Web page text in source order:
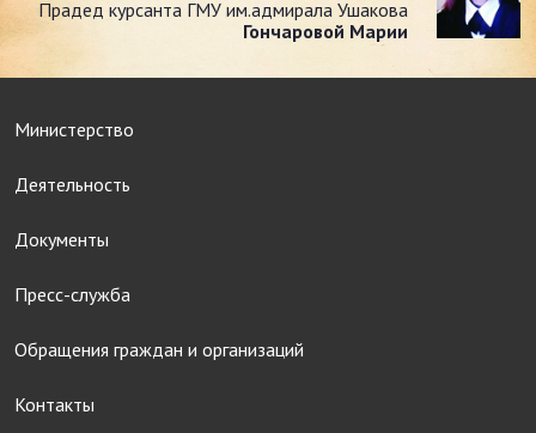
Прадед курсанта ГМУ им.адмирала Ушакова
Гончаровой Марии
Министерство
Деятельность
Документы
Пресс-служба
Обращения граждан и организаций
Контакты